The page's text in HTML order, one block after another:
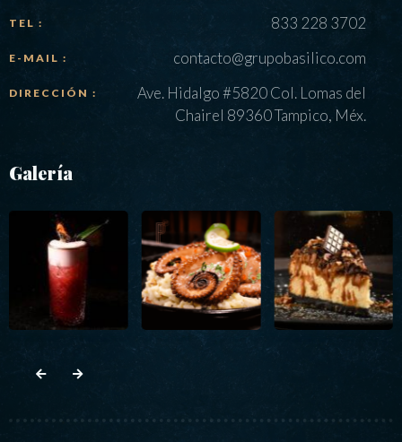
TEL : 833 228 3702
E-MAIL : contacto@grupobasilico.com
DIRECCIÓN :
Ave. Hidalgo #5820 Col. Lomas del
Chairel 89360 Tampico, Méx.
Galería